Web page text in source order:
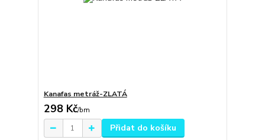
Kanafas metráž-ZLATÁ
298 Kč/bm
Přidat do košíku